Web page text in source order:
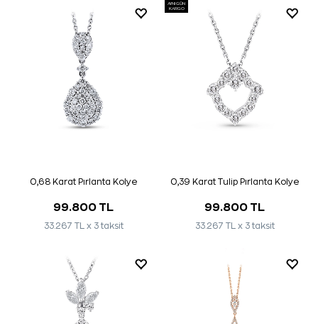
0,68 Karat Pırlanta Kolye
99.800 TL
33.267 TL x 3 taksit
AYNI GÜN
KARGO
0,39 Karat Tulip Pırlanta Kolye
99.800 TL
33.267 TL x 3 taksit